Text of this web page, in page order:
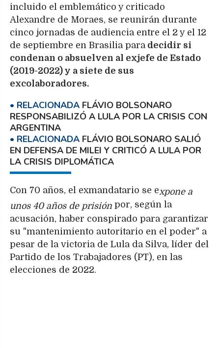
incluido el emblemático y criticado
Alexandre de Moraes, se reunirán durante
cinco jornadas de audiencia entre el 2 y el 12
de septiembre en Brasilia paradecidir si
condenan o absuelven al exjefe de Estado
(2019-2022) y a siete de sus
excolaboradores.
FLÁVIO BOLSONARO
RESPONSABILIZÓ A LULA POR LA CRISIS CON
ARGENTINA
FLÁVIO BOLSONARO SALIÓ
EN DEFENSA DE MILEI Y CRITICÓ A LULA POR
LA CRISIS DIPLOMÁTICA
Con 70 años, el exmandatario se expone a
unos 40 años de prisión por, según la
acusación, haber conspirado para garantizar
su "mantenimiento autoritario en el poder" a
pesar de la victoria de Lula da Silva, líder del
Partido de los Trabajadores (PT), en las
elecciones de 2022.